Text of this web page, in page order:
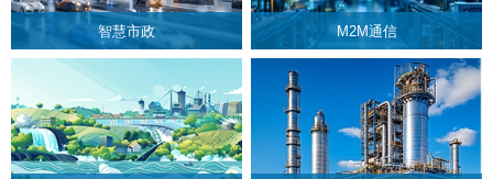
智慧市政 M2M通信